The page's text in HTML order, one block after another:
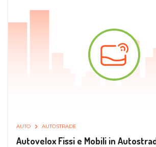
AUTO AUTOSTRADE
Autovelox Fissi e Mobili in